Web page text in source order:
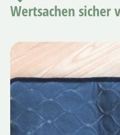
Wertsachen sicher